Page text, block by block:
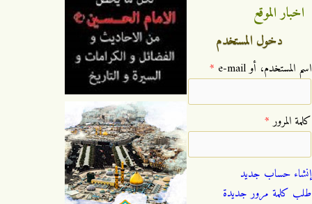
اخبار الموقع
دخول المستخدم
‏اسم المستخدم، أو e-mail ‏ *
‏كلمة المرور ‏*
إنشاء حساب جديد
طلب كلمة مرور جديدة